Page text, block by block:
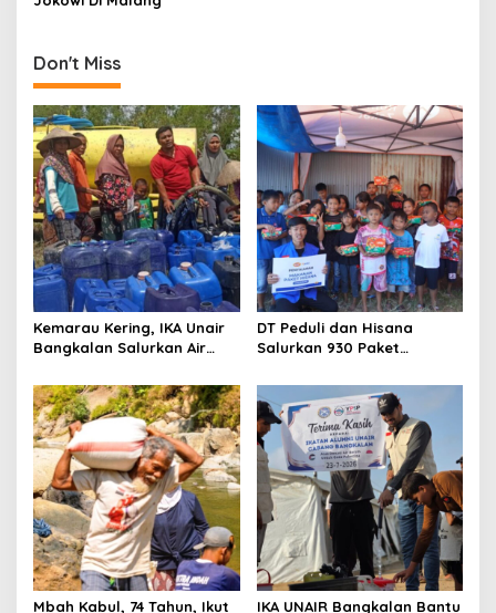
i
n
Don't Miss
Kemarau Kering, IKA Unair
Bangkalan Salurkan Air
DT Peduli dan Hisana
Salurkan 930 Paket
Kebakaran Tallo
Mbah Kabul, 74 Tahun, Ikut
IKA UNAIR Bangkalan Bantu